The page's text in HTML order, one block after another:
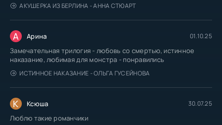
АКУШЕРКА ИЗ БЕРЛИНА - АННА СТЮАРТ
А Арина 01.10.25
Замечательная трилогия - любовь со смертью, истинное
наказание, любимая для монстра - понравились
ИСТИННОЕ НАКАЗАНИЕ - ОЛЬГА ГУСЕЙНОВА
К Ксюша 30.07.25
Люблю такие романчики